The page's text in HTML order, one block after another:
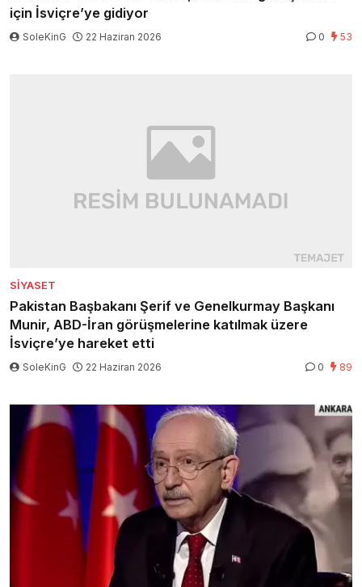
için İsviçre’ye gidiyor
SoleKinG 22 Haziran 2026 0 53
SIYASET
Pakistan Başbakanı Şerif ve Genelkurmay Başkanı
Munir, ABD-İran görüşmelerine katılmak üzere
İsviçre’ye hareket etti
SoleKinG 22 Haziran 2026 0 89